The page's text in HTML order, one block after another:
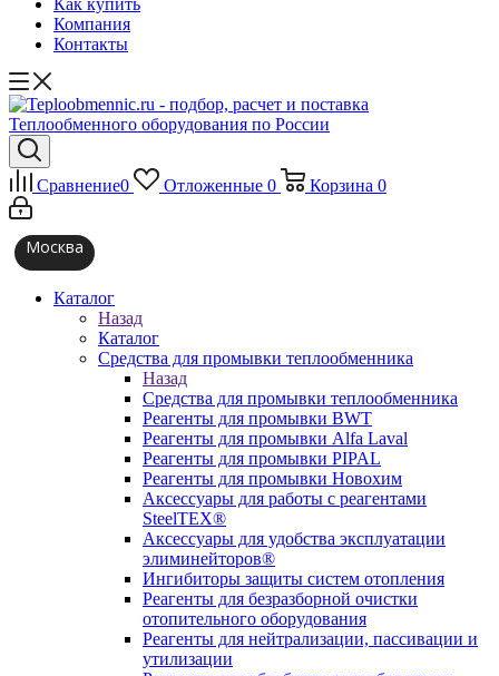
Как купить
Компания
Контакты
Сравнение0 Отложенные 0 Корзина 0
Москва
Каталог
Назад
Каталог
Средства для промывки теплообменника
Назад
Средства для промывки теплообменника
Реагенты для промывки BWT
Реагенты для промывки Alfa Laval
Реагенты для промывки PIPAL
Реагенты для промывки Новохим
Аксессуары для работы с реагентами
SteelTEX®
Аксессуары для удобства эксплуатации
элиминейторов®
Ингибиторы защиты систем отопления
Реагенты для безразборной очистки
отопительного оборудования
Реагенты для нейтрализации, пассивации и
утилизации